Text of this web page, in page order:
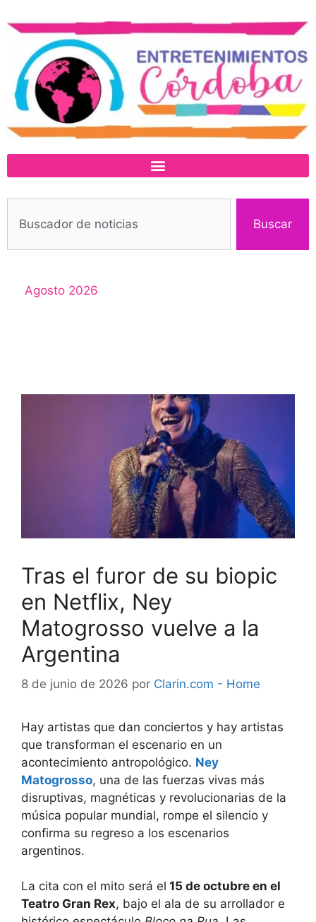
Buscar
Agosto 2026
Tras el furor de su biopic
en Netflix, Ney
Matogrosso vuelve a la
Argentina
8 de junio de 2026 por Clarin.com - Home
Hay artistas que dan conciertos y hay artistas
que transforman el escenario en un
acontecimiento antropológico. Ney
Matogrosso, una de las fuerzas vivas más
disruptivas, magnéticas y revolucionarias de la
música popular mundial, rompe el silencio y
confirma su regreso a los escenarios
argentinos.
La cita con el mito será el 15 de octubre en el
Teatro Gran Rex, bajo el ala de su arrollador e